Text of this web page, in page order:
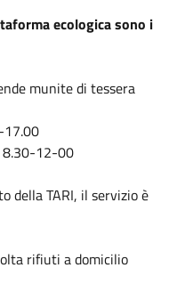
ecologica sono i
munite di tessera
17.00
8.30-12-00
della TARI, il servizio è
rifiuti a domicilio